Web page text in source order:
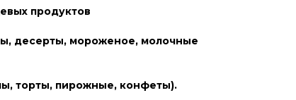
продуктов
десерты, мороженое, молочные
торты, пирожные, конфеты).